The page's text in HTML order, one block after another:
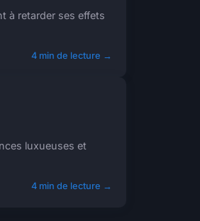
à retarder ses effets
4 min de lecture →
luxueuses et
4 min de lecture →